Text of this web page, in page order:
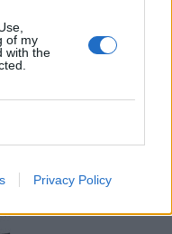
of my
with the
Privacy Policy
helyet!